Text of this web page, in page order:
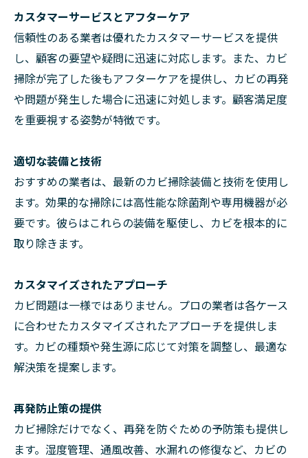
カスタマーサービスとアフターケア
信頼性のある業者は優れたカスタマーサービスを提供
し、顧客の要望や疑問に迅速に対応します。また、カビ
掃除が完了した後もアフターケアを提供し、カビの再発
や問題が発生した場合に迅速に対処します。顧客満足度
を重要視する姿勢が特徴です。
適切な装備と技術
おすすめの業者は、最新のカビ掃除装備と技術を使用し
ます。効果的な掃除には高性能な除菌剤や専用機器が必
要です。彼らはこれらの装備を駆使し、カビを根本的に
取り除きます。
カスタマイズされたアプローチ
カビ問題は一様ではありません。プロの業者は各ケース
に合わせたカスタマイズされたアプローチを提供しま
す。カビの種類や発生源に応じて対策を調整し、最適な
解決策を提案します。
再発防止策の提供
カビ掃除だけでなく、再発を防ぐための予防策も提供し
ます。湿度管理、通風改善、水漏れの修復など、カビの